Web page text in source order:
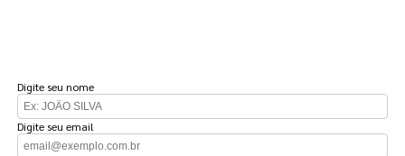
Digite seu nome
Digite seu email